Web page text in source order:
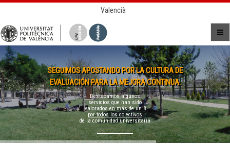
Valencià
SEGUIMOS APOSTANDO POR LA CULTURA DE
EVALUACIÓN PARA LA MEJORA CONTINUA.
Destacamos algunos
servicios que han sido
valorados enmás de un 8
por todos los colectivos
de la comunidad universitaria